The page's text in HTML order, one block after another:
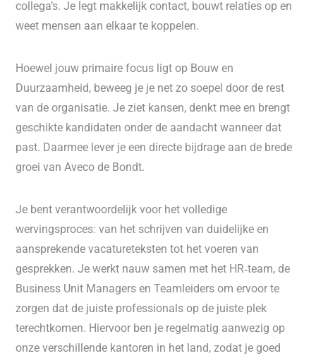
collega’s. Je legt makkelijk contact, bouwt relaties op en
weet mensen aan elkaar te koppelen.
Hoewel jouw primaire focus ligt op Bouw en
Duurzaamheid, beweeg je je net zo soepel door de rest
van de organisatie. Je ziet kansen, denkt mee en brengt
geschikte kandidaten onder de aandacht wanneer dat
past. Daarmee lever je een directe bijdrage aan de brede
groei van Aveco de Bondt.
Je bent verantwoordelijk voor het volledige
wervingsproces: van het schrijven van duidelijke en
aansprekende vacatureteksten tot het voeren van
gesprekken. Je werkt nauw samen met het HR‑team, de
Business Unit Managers en Teamleiders om ervoor te
zorgen dat de juiste professionals op de juiste plek
terechtkomen. Hiervoor ben je regelmatig aanwezig op
onze verschillende kantoren in het land, zodat je goed